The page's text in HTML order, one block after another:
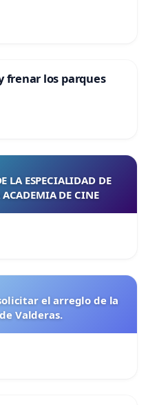
frenar los parques
LA ESPECIALIDAD DE
ACADEMIA DE CINE
el arreglo de la
Valderas.